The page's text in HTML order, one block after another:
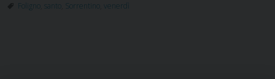
Foligno santo Sorrentino venerdì